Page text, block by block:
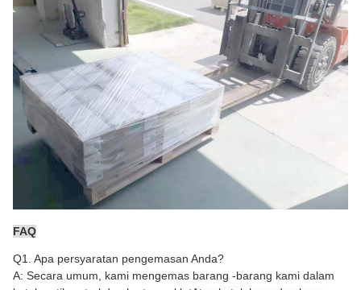
FAQ
Q1. Apa persyaratan pengemasan Anda?
A: Secara umum, kami mengemas barang -barang kami dalam